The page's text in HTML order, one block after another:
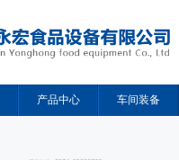
产品中心 车间装备